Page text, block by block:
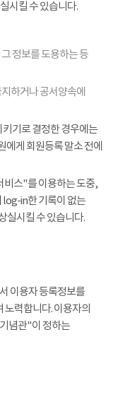
시킬 수 있습니다.
정보를 도용하는 등
하거나 공서양속에
기로 결정한 경우에는
에게 회원등록 말소 전에
비스"를 이용하는 도중,
log-in한 기록이 없는
실시킬 수 있습니다.
이용자 등록정보를
력합니다. 이용자의
념관"이 정하는